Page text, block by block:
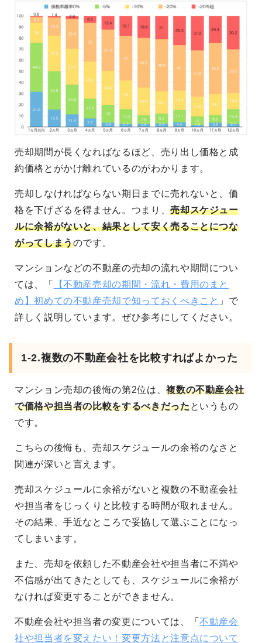
売却期間が長くなればなるほど、売り出し価格と成
約価格とがかけ離れているのがわかります。
売却しなければならない期日までに売れないと、価
格を下げざるを得ません。つまり、売却スケジュー
ルに余裕がないと、結果として安く売ることにつな
がってしまうのです。
マンションなどの不動産の売却の流れや期間につい
ては、「
【不動産売却の期間・流れ・費用のまと
め】初めての不動産売却で知っておくべきこと 」で
詳しく説明しています。ぜひ参考にしてください。
1-2.複数の不動産会社を比較すればよかった
マンション売却の後悔の第2位は、複数の不動産会社
で価格や担当者の比較をするべきだったというもの
です。
こちらの後悔も、売却スケジュールの余裕のなさと
関連が深いと言えます。
売却スケジュールに余裕がないと複数の不動産会社
や担当者をじっくりと比較する時間が取れません。
その結果、手近なところで妥協して選ぶことになっ
てしまいます。
また、売却を依頼した不動産会社や担当者に不満や
不信感が出てきたとしても、スケジュールに余裕が
なければ変更することができません。
不動産会社や担当者の変更については、「不動産会
社や担当者を変えたい！変更方法と注意点について